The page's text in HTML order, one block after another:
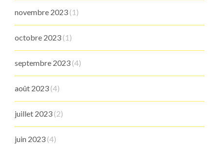
novembre 2023 (1)
octobre 2023 (1)
septembre 2023 (4)
août 2023 (4)
juillet 2023 (2)
juin 2023 (4)